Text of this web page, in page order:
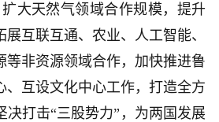
大天然气领域合作规模，提升
互联互通、农业、人工智能、
等非资源领域合作，加快推进鲁
、互设文化中心工作，打造全方
决打击“三股势力”，为两国发展